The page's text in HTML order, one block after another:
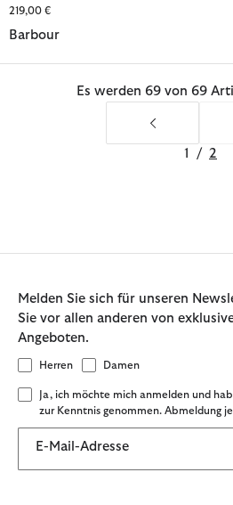
219,00 €
Barbour
Es werden 69 von 69
1 / 2
Melden Sie sich für unseren
Sie vor allen anderen von
Angeboten.
Herren Damen
Ja, ich möchte mich anmelden und
zur Kenntnis genommen. Abmeldung
E-Mail-Adresse